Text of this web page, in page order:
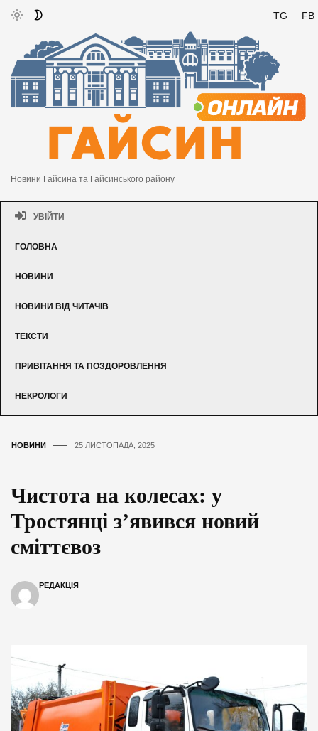
FB
TG
Новини Гайсина та Гайсинського району
УВІЙТИ
ГОЛОВНА
НОВИНИ
НОВИНИ ВІД ЧИТАЧІВ
ТЕКСТИ
ПРИВІТАННЯ ТА ПОЗДОРОВЛЕННЯ
НЕКРОЛОГИ
НОВИНИ 25 ЛИСТОПАДА, 2025
Чистота на колесах: у
Тростянці з’явився новий
сміттєвоз
РЕДАКЦІЯ